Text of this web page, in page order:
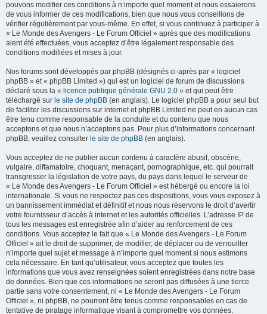
pouvons modifier ces conditions à n’importe quel moment et nous essaierons
de vous informer de ces modifications, bien que nous vous conseillons de
vérifier régulièrement par vous-même. En effet, si vous continuez à participer à
« Le Monde des Avengers - Le Forum Officiel » après que des modifications
aient été effectuées, vous acceptez d’être légalement responsable des
conditions modifiées et mises à jour.
Nos forums sont développés par phpBB (désignés ci-après par « logiciel
phpBB » et « phpBB Limited ») qui est un logiciel de forum de discussions
déclaré sous la « licence publique générale GNU 2.0 » et qui peut être
téléchargé sur le site de phpBB (en anglais). Le logiciel phpBB a pour seul but
de faciliter les discussions sur internet et phpBB Limited ne peut en aucun cas
être tenu comme responsable de la conduite et du contenu que nous
acceptons et que nous n’acceptons pas. Pour plus d’informations concernant
phpBB, veuillez consulter le site de phpBB (en anglais).
Vous acceptez de ne publier aucun contenu à caractère abusif, obscène,
vulgaire, diffamatoire, choquant, menaçant, pornographique, etc. qui pourrait
transgresser la législation de votre pays, du pays dans lequel le serveur de
« Le Monde des Avengers - Le Forum Officiel » est hébergé ou encore la loi
internationale. Si vous ne respectez pas ces dispositions, vous vous exposez à
un bannissement immédiat et définitif et nous nous réservons le droit d’avertir
votre fournisseur d’accès à internet et les autorités officielles. L’adresse IP de
tous les messages est enregistrée afin d’aider au renforcement de ces
conditions. Vous acceptez le fait que « Le Monde des Avengers - Le Forum
Officiel » ait le droit de supprimer, de modifier, de déplacer ou de verrouiller
n’importe quel sujet et message à n’importe quel moment si nous estimons
cela nécessaire. En tant qu’utilisateur, vous acceptez que toutes les
informations que vous avez renseignées soient enregistrées dans notre base
de données. Bien que ces informations ne seront pas diffusées à une tierce
partie sans votre consentement, ni « Le Monde des Avengers - Le Forum
Officiel », ni phpBB, ne pourront être tenus comme responsables en cas de
tentative de piratage informatique visant à compromettre vos données.